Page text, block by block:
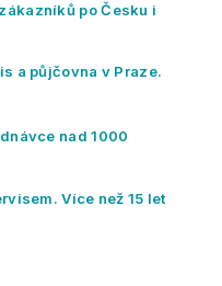
po Česku i
a půjčovna v Praze.
nad 1000
Více než 15 let